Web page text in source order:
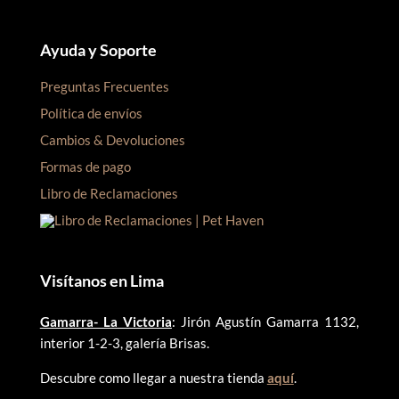
Ayuda y Soporte
Preguntas Frecuentes
Política de envíos
Cambios & Devoluciones
Formas de pago
Libro de Reclamaciones
Visítanos en Lima
Gamarra- La Victoria: Jirón Agustín Gamarra 1132,
interior 1-2-3, galería Brisas.
Descubre como llegar a nuestra tienda aquí.